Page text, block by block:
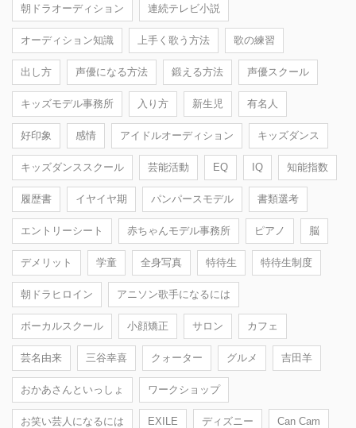
朝ドラオーディション 連続テレビ小説
オーディション知識 上手く歌う方法 歌の練習
出し方 声優になる方法 鍛える方法 声優スクール
キッズモデル事務所 入り方 新生児 有名人
好印象 感情 アイドルオーディション キッズダンス
キッズダンススクール 芸能活動 EQ IQ 知能指数
履歴書 イヤイヤ期 パンパースモデル 書類選考
エントリーシート 赤ちゃんモデル事務所 ピアノ 脳
デメリット 学童 全身写真 特待生 特待生制度
朝ドラヒロイン アニソン歌手になるには
ボーカルスクール 小顔矯正 サロン カフェ
芸名由来 三谷幸喜 クォーター グルメ 吉田羊
おかあさんといっしょ ワークショップ
お笑い芸人になるには EXILE ディズニー Can Cam